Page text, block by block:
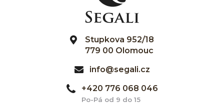
Stupkova 952/18
779 00 Olomouc
info@segali.cz
+420 776 068 046
Po-Pá od 9 do 15